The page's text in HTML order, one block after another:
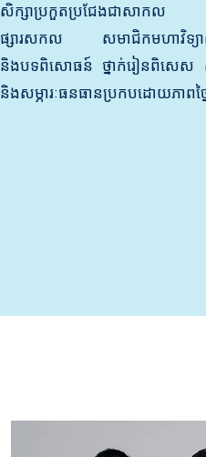
សិក្សាប្រកួតប្រជែងជាសាកល
ផ្សារសកល សមាជិកមហាវិទ្យា
និងបទពិសោធន៍ ថ្នាក់រៀនពិសេស សម្ភ
និងសម្ភារៈធនធានប្រកបដោយភាពច្